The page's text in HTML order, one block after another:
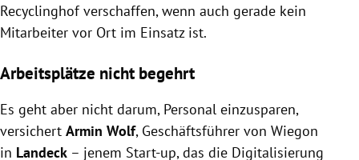
Recyclinghof verschaffen, wenn auch gerade kein
Mitarbeiter vor Ort im Einsatz ist.
Arbeitsplätze nicht begehrt
Es geht aber nicht darum, Personal einzusparen,
versichert Armin Wolf, Geschäftsführer von Wiegon
in Landeck – jenem Start-up, das die Digitalisierung